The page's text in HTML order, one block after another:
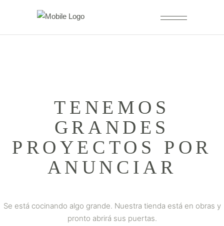
TENEMOS
GRANDES
PROYECTOS POR
ANUNCIAR
Se está cocinando algo grande. Nuestra tienda está en obras y
pronto abrirá sus puertas.